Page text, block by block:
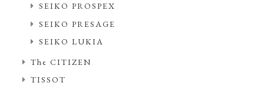
SEIKO PROSPEX
SEIKO PRESAGE
SEIKO LUKIA
The CITIZEN
TISSOT